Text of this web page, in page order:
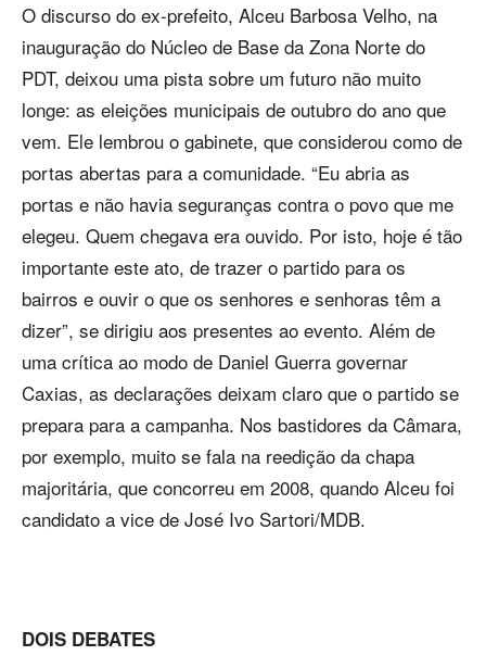
O discurso do ex-prefeito, Alceu Barbosa Velho, na
inauguração do Núcleo de Base da Zona Norte do
PDT, deixou uma pista sobre um futuro não muito
longe: as eleições municipais de outubro do ano que
vem. Ele lembrou o gabinete, que considerou como de
portas abertas para a comunidade. “Eu abria as
portas e não havia seguranças contra o povo que me
elegeu. Quem chegava era ouvido. Por isto, hoje é tão
importante este ato, de trazer o partido para os
bairros e ouvir o que os senhores e senhoras têm a
dizer”, se dirigiu aos presentes ao evento. Além de
uma crítica ao modo de Daniel Guerra governar
Caxias, as declarações deixam claro que o partido se
prepara para a campanha. Nos bastidores da Câmara,
por exemplo, muito se fala na reedição da chapa
majoritária, que concorreu em 2008, quando Alceu foi
candidato a vice de José Ivo Sartori/MDB.
DOIS DEBATES